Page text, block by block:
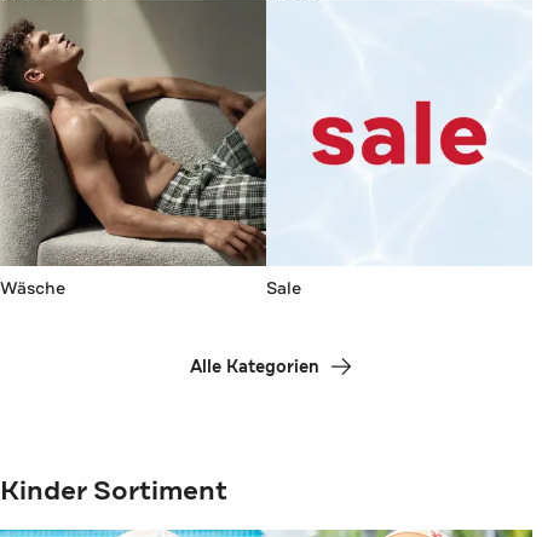
Wäsche Sale
Alle Kategorien
Kinder Sortiment